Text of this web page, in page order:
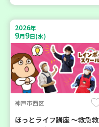
2026年
9月9日(水)
神戸市西区
ほっとライフ講座 ～救急救